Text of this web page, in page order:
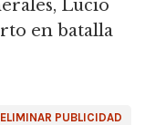
Lucio
en batalla
ELIMINAR PUBLICIDAD